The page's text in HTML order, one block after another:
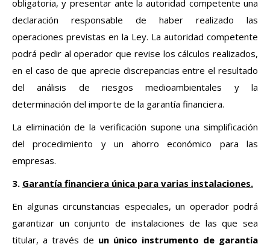
obligatoria, y presentar ante la autoridad competente una
declaración responsable de haber realizado las
operaciones previstas en la Ley. La autoridad competente
podrá pedir al operador que revise los cálculos realizados,
en el caso de que aprecie discrepancias entre el resultado
del análisis de riesgos medioambientales y la
determinación del importe de la garantía financiera.
La eliminación de la verificación supone una simplificación
del procedimiento y un ahorro económico para las
empresas.
3. Garantía financiera única para varias instalaciones.
En algunas circunstancias especiales, un operador podrá
garantizar un conjunto de instalaciones de las que sea
titular, a través de un único instrumento de garantía